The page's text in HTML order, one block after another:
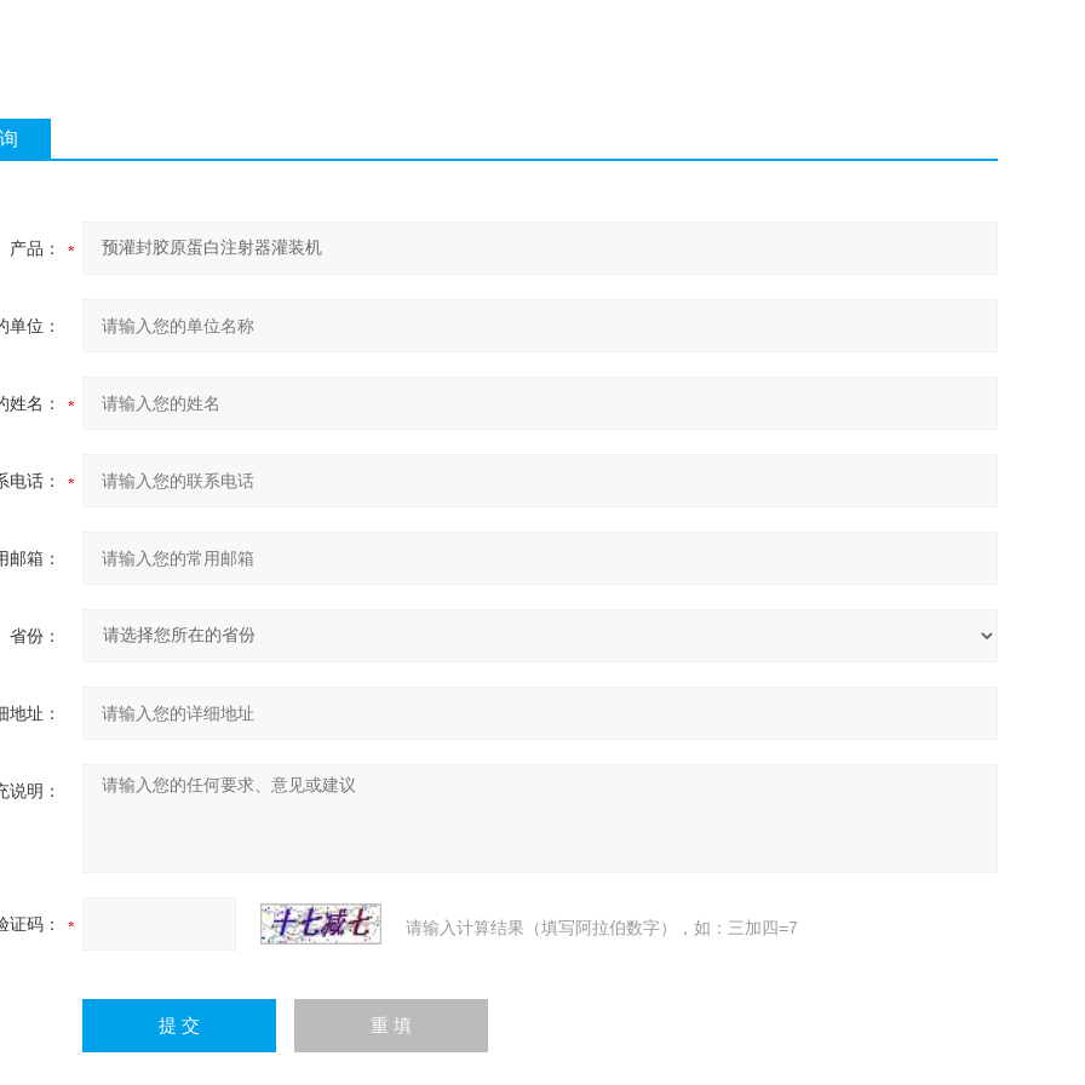
产品：
单位：
姓名：
电话：
邮箱：
省份：
地址：
说明：
证码： 请输入计算结果（填写阿拉伯数字），如：三加四=7